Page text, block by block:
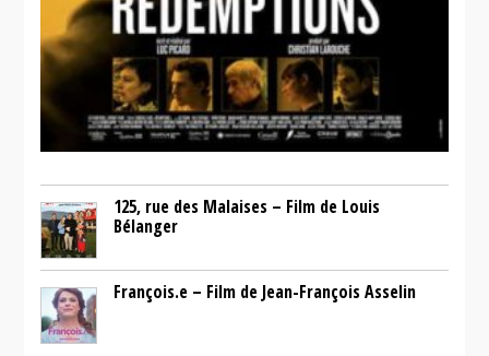
125, rue des Malaises – Film de Louis
Bélanger
François.e – Film de Jean-François Asselin